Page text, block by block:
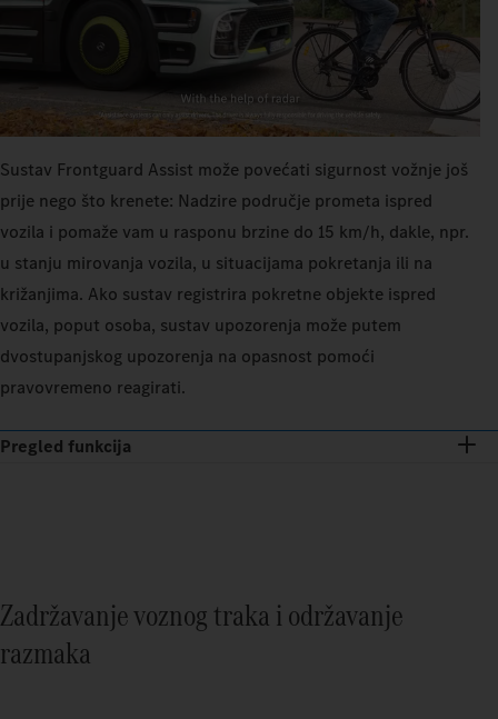
Sustav Frontguard Assist može povećati sigurnost vožnje još
prije nego što krenete: Nadzire područje prometa ispred
vozila i pomaže vam u rasponu brzine do 15 km/h, dakle, npr.
u stanju mirovanja vozila, u situacijama pokretanja ili na
križanjima. Ako sustav registrira pokretne objekte ispred
vozila, poput osoba, sustav upozorenja može putem
dvostupanjskog upozorenja na opasnost pomoći
pravovremeno reagirati.
Pregled funkcija
Zadržavanje voznog traka i održavanje
razmaka